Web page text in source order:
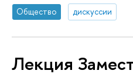
Общество дискуссии
Лекция